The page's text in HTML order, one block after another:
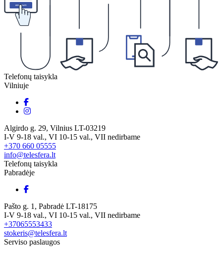
Telefonų taisykla
Vilniuje
Algirdo g. 29, Vilnius LT-03219
I-V 9-18 val., VI 10-15 val., VII nedirbame
+370 660 05555
info@telesfera.lt
Telefonų taisykla
Pabradėje
Pašto g. 1, Pabradė LT-18175
I-V 9-18 val., VI 10-15 val., VII nedirbame
+37065553433
stokeris@telesfera.lt
Serviso paslaugos